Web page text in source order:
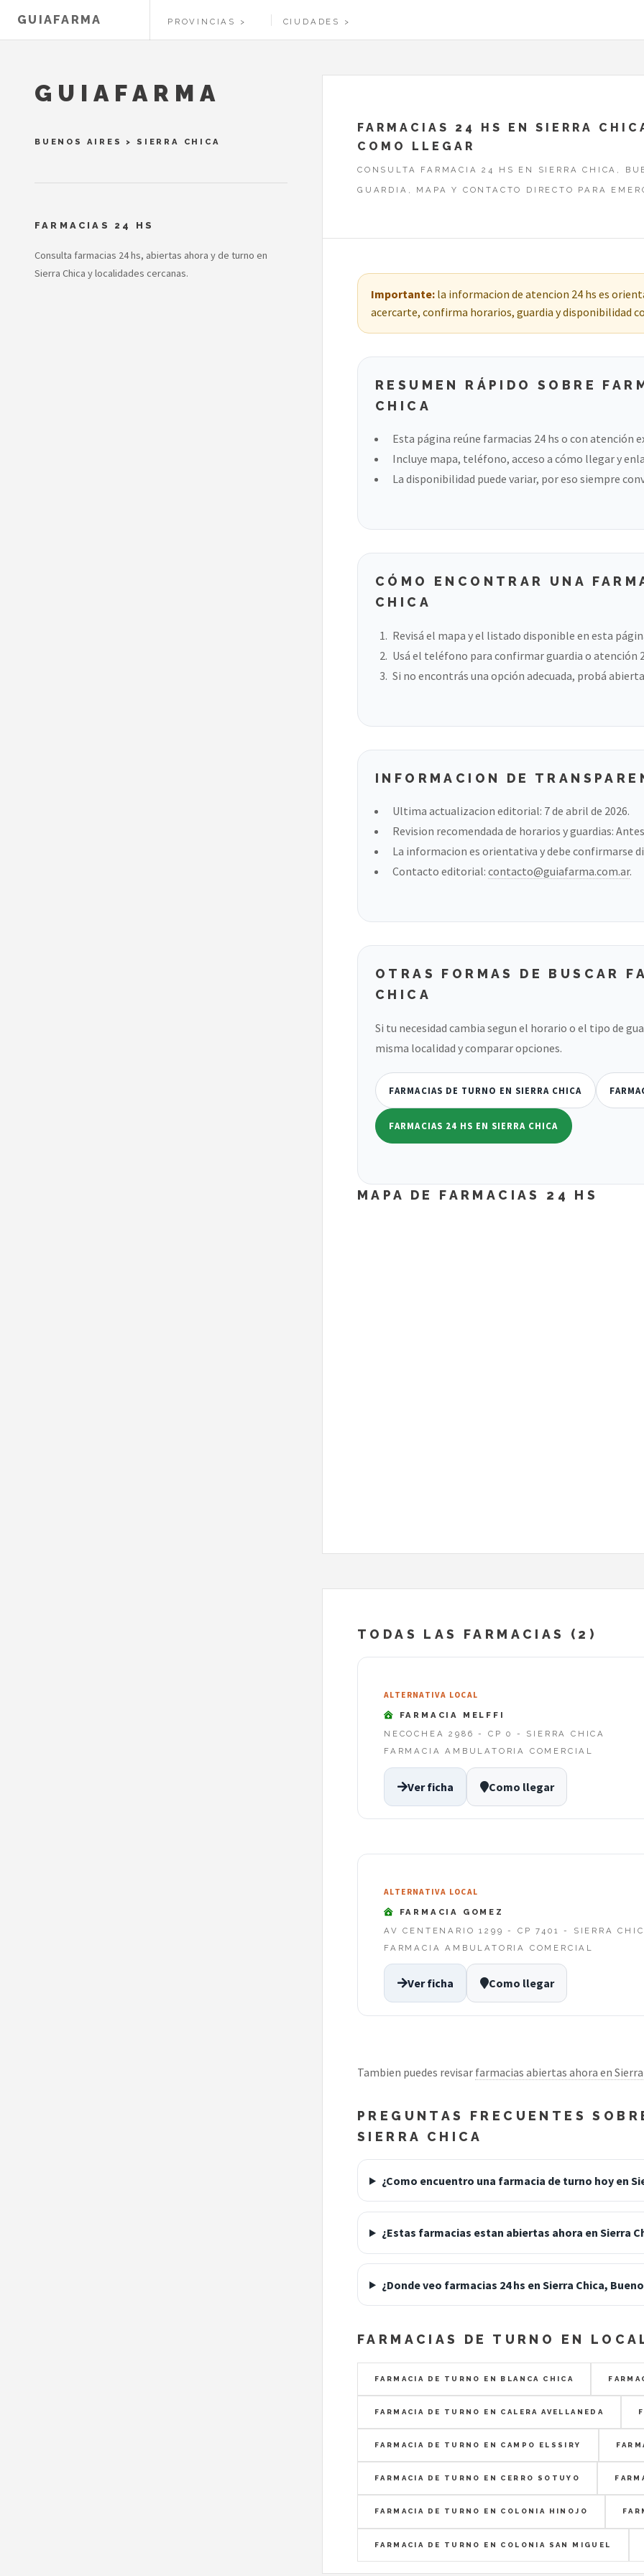
GUIAFARMA PROVINCIAS CIUDADES
FARMACIAS 24 HS EN SIERRA
COMO LLEGAR
CONSULTA FARMACIA 24 HS EN SIERRA CHICA,
GUARDIA, MAPA Y CONTACTO DIRECTO PARA
Importante:la informacion de atencion 24 hs es
acercarte, confirma horarios, guardia y disponibilidad
RESUMEN RÁPIDO SOBRE
CHICA
Esta página reúne farmacias 24 hs o con atención
Incluye mapa, teléfono, acceso a cómo llegar y
La disponibilidad puede variar, por eso siempre
CÓMO ENCONTRAR UNA
CHICA
Revisá el mapa y el listado disponible en esta
Usá el teléfono para confirmar guardia o atención
Si no encontrás una opción adecuada, probá
INFORMACION DE
Ultima actualizacion editorial: 7 de abril de 2026.
Revision recomendada de horarios y guardias:
La informacion es orientativa y debe confirmarse
Contacto editorial: contacto@guiafarma.com.ar.
OTRAS FORMAS DE BUSCAR
CHICA
Si tu necesidad cambia segun el horario o el tipo de
misma localidad y comparar opciones.
FARMACIAS DE TURNO EN SIERRA CHICA
FARMACIAS 24 HS EN SIERRA CHICA
MAPA DE FARMACIAS 24 HS
TODAS LAS FARMACIAS (2)
ALTERNATIVA LOCAL
FARMACIA MELFFI
NECOCHEA 2986 - CP 0 - SIERRA CHICA
FARMACIA AMBULATORIA COMERCIAL
Ver ficha Como llegar
ALTERNATIVA LOCAL
FARMACIA GOMEZ
AV CENTENARIO 1299 - CP 7401 - SIERRA
FARMACIA AMBULATORIA COMERCIAL
Ver ficha Como llegar
Tambien puedes revisar farmacias abiertas ahora en
PREGUNTAS FRECUENTES
SIERRA CHICA
¿Como encuentro una farmacia de turno hoy en
¿Estas farmacias estan abiertas ahora en Sierra
¿Donde veo farmacias 24 hs en Sierra Chica,
FARMACIAS DE TURNO EN
FARMACIA DE TURNO EN BLANCA CHICA
FARMACIA DE TURNO EN CALERA AVELLANEDA
FARMACIA DE TURNO EN CAMPO ELSSIRY
FARMACIA DE TURNO EN CERRO SOTUYO
FARMACIA DE TURNO EN COLONIA HINOJO
FARMACIA DE TURNO EN COLONIA SAN MIGUEL
GUIAFARMA
BUENOS AIRES > SIERRA CHICA
FARMACIAS 24 HS
Consulta farmacias 24 hs, abiertas ahora y de turno en
Sierra Chica y localidades cercanas.